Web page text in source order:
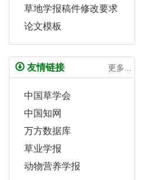
草地学报稿件修改要求
论文模板
友情链接 更多...
中国草学会
中国知网
万方数据库
草业学报
动物营养学报